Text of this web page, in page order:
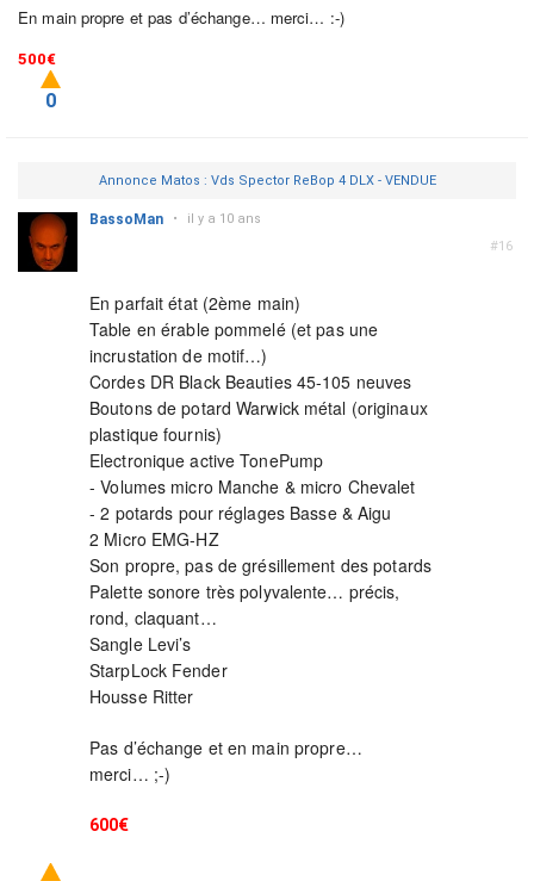
En main propre et pas d’échange… merci… :-)
500€
0
Annonce Matos : Vds Spector ReBop 4 DLX - VENDUE
#16
BassoMan • il y a 10 ans
En parfait état (2ème main)
Table en érable pommelé (et pas une
incrustation de motif…)
Cordes DR Black Beauties 45-105 neuves
Boutons de potard Warwick métal (originaux
plastique fournis)
Electronique active TonePump
- Volumes micro Manche & micro Chevalet
- 2 potards pour réglages Basse & Aigu
2 Micro EMG-HZ
Son propre, pas de grésillement des potards
Palette sonore très polyvalente… précis,
rond, claquant…
Sangle Levi’s
StarpLock Fender
Housse Ritter
Pas d’échange et en main propre…
merci… ;-)
600€